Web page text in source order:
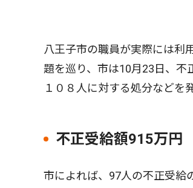
八王子市の職員が実際には利
題を巡り、市は10月23日、不
１０８人に対する処分などを
不正受給額915万円
市によれば、97人の不正受給